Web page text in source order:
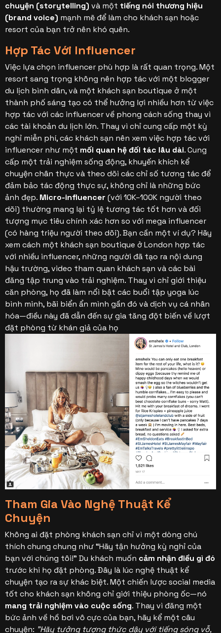
chuyện (storytelling) và một tiếng nói thương hiệu
(brand voice) mạnh mẽ để làm cho khách sạn hoặc
resort của bạn trở nên khó quên.
Hợp Tác Với Influencer
Việc lựa chọn influencer phù hợp là rất quan trọng. Một
resort sang trọng không nên hợp tác với một blogger
du lịch bình dân, và một khách sạn boutique ở một
thành phố sáng tạo có thể hưởng lợi nhiều hơn từ việc
hợp tác với các influencer về phong cách sống thay vì
các tài khoản du lịch lớn. Thay vì chỉ cung cấp một kỳ
nghỉ miễn phí, các khách sạn nên xem việc hợp tác với
influencer như một mối quan hệ đối tác lâu dài. Cung
cấp một trải nghiệm sống động, khuyến khích kể
chuyện chân thực và theo dõi các chỉ số tương tác để
đảm bảo tác động thực sự, không chỉ là những bức
ảnh đẹp. Micro-influencer (với 10K–100K người theo
dõi) thường mang lại tỷ lệ tương tác tốt hơn và đối
tượng mục tiêu chính xác hơn so với mega influencer
(có hàng triệu người theo dõi).Bạn cần một ví dụ? Hãy
xem cách một khách sạn boutique ở London hợp tác
với nhiều influencer, những người đã tạo ra nội dung
hậu trường, video tham quan khách sạn và các bài
đăng tập trung vào trải nghiệm. Thay vì chỉ giới thiệu
căn phòng, họ đã làm nổi bật các buổi tập yoga lúc
bình minh, bãi biển ẩn mình gần đó và dịch vụ cá nhân
hóa—điều này đã dẫn đến sự gia tăng đột biến về lượt
đặt phòng từ khán giả của họ
Tham Gia Vào Nghệ Thuật Kể
Chuyện
Không ai đặt phòng khách sạn chỉ vì một dòng chú
thích chung chung như “Hãy tận hưởng kỳ nghỉ của
bạn với chúng tôi!” Du khách muốn cảm nhận điều gì đó
trước khi họ đặt phòng. Đây là lúc nghệ thuật kể
chuyện tạo ra sự khác biệt.Một chiến lược social media
tốt cho khách sạn không chỉ giới thiệu phòng ốc—nó
mang trải nghiệm vào cuộc sống. Thay vì đăng một
bức ảnh về hồ bơi vô cực của bạn, hãy kể một câu
chuyện: "Hãy tưởng tượng thức dậy với tiếng sóng vỗ,